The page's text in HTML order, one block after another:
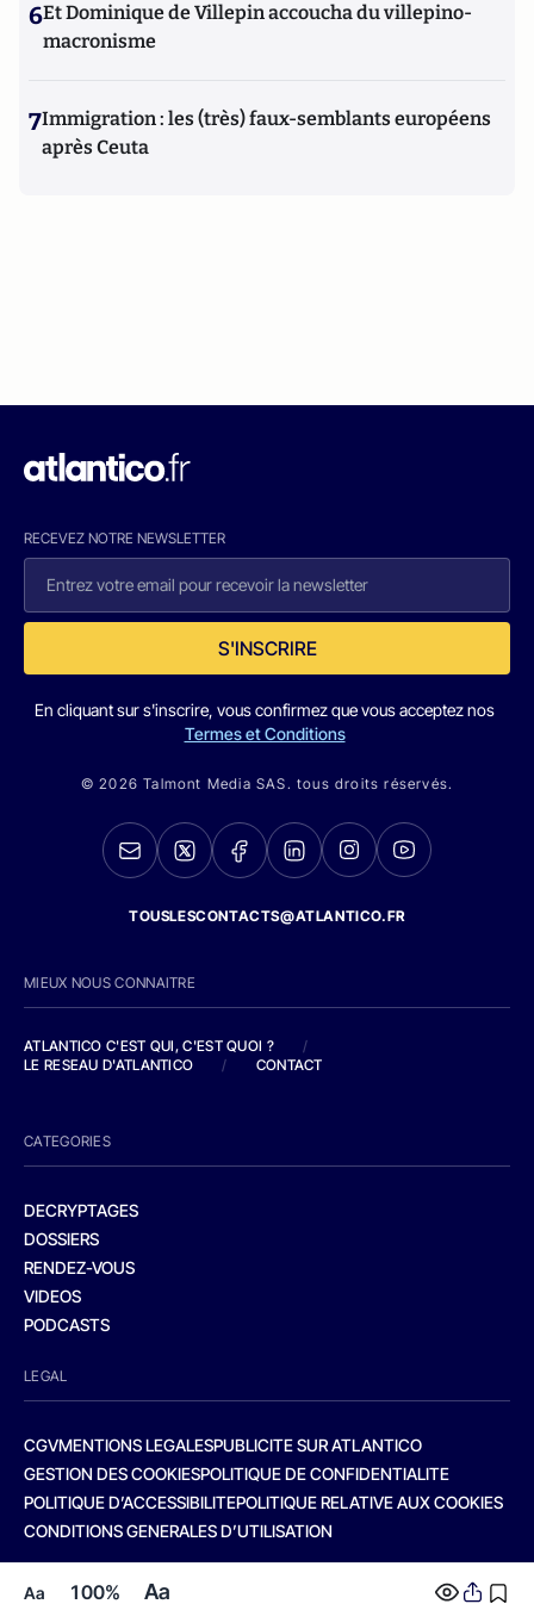
Aa 100% Aa
6Et Dominique de Villepin accoucha du villepino-
macronisme
7Immigration : les (très) faux-semblants européens
après Ceuta
RECEVEZ NOTRE NEWSLETTER
S'INSCRIRE
En cliquant sur s'inscrire, vous confirmez que vous acceptez nos
Termes et Conditions
© 2026 Talmont Media SAS. tous droits réservés.
TOUSLESCONTACTS@ATLANTICO.FR
MIEUX NOUS CONNAITRE
ATLANTICO C'EST QUI, C'EST QUOI ?
/
LE RESEAU D'ATLANTICO
/ CONTACT
CATEGORIES
DECRYPTAGES
DOSSIERS
RENDEZ-VOUS
VIDEOS
PODCASTS
LEGAL
CGVMENTIONS LEGALESPUBLICITE SUR ATLANTICO
GESTION DES COOKIESPOLITIQUE DE CONFIDENTIALITE
POLITIQUE D’ACCESSIBILITEPOLITIQUE RELATIVE AUX COOKIES
CONDITIONS GENERALES D’UTILISATION